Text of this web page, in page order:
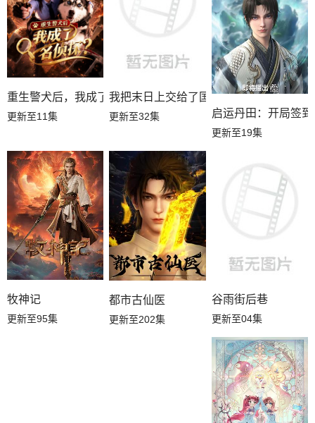
重生警犬后，我成了名侦探？
更新至11集
我把末日上交给了国家
更新至32集 启运丹田：开局签
更新至19集
牧神记
更新至95集
都市古仙医
更新至202集
谷雨街后巷
更新至04集